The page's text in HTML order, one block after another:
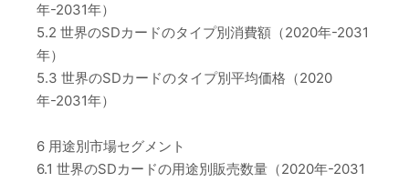
年-2031年）
5.2 世界のSDカードのタイプ別消費額（2020年-2031
年）
5.3 世界のSDカードのタイプ別平均価格（2020
年-2031年）
6 用途別市場セグメント
6.1 世界のSDカードの用途別販売数量（2020年-2031